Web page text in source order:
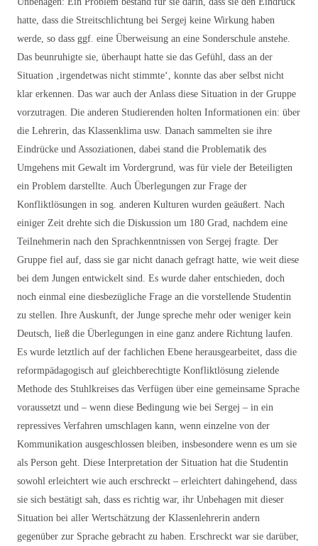
hatte, dass die Streitschlichtung bei Sergej keine Wirkung haben
werde, so dass ggf. eine Überweisung an eine Sonderschule anstehe.
Das beunruhigte sie, überhaupt hatte sie das Gefühl, dass an der
Situation ‚irgendetwas nicht stimmte‘, konnte das aber selbst nicht
klar erkennen. Das war auch der Anlass diese Situation in der Gruppe
vorzutragen. Die anderen Studierenden holten Informationen ein: über
die Lehrerin, das Klassenklima usw. Danach sammelten sie ihre
Eindrücke und Assoziationen, dabei stand die Problematik des
Umgehens mit Gewalt im Vordergrund, was für viele der Beteiligten
ein Problem darstellte. Auch Überlegungen zur Frage der
Konfliktlösungen in sog. anderen Kulturen wurden geäußert. Nach
einiger Zeit drehte sich die Diskussion um 180 Grad, nachdem eine
Teilnehmerin nach den Sprachkenntnissen von Sergej fragte. Der
Gruppe fiel auf, dass sie gar nicht danach gefragt hatte, wie weit diese
bei dem Jungen entwickelt sind. Es wurde daher entschieden, doch
noch einmal eine diesbezügliche Frage an die vorstellende Studentin
zu stellen. Ihre Auskunft, der Junge spreche mehr oder weniger kein
Deutsch, ließ die Überlegungen in eine ganz andere Richtung laufen.
Es wurde letztlich auf der fachlichen Ebene herausgearbeitet, dass die
reformpädagogisch auf gleichberechtigte Konfliktlösung zielende
Methode des Stuhlkreises das Verfügen über eine gemeinsame Sprache
voraussetzt und – wenn diese Bedingung wie bei Sergej – in ein
repressives Verfahren umschlagen kann, wenn einzelne von der
Kommunikation ausgeschlossen bleiben, insbesondere wenn es um sie
als Person geht. Diese Interpretation der Situation hat die Studentin
sowohl erleichtert wie auch erschreckt – erleichtert dahingehend, dass
sie sich bestätigt sah, dass es richtig war, ihr Unbehagen mit dieser
Situation bei aller Wertschätzung der Klassenlehrerin andern
gegenüber zur Sprache gebracht zu haben. Erschreckt war sie darüber,